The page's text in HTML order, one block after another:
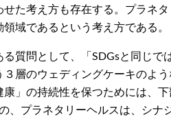
せた考え方も存在する。プラネ
域であるという考え方である。
質問として、「SDGsと同じ
層のウェディングケーキのよ
康」の持続性を保つためには、
、プラネタリーヘルスは、シ